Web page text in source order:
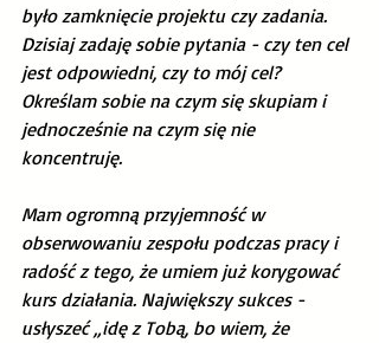
było zamknięcie projektu czy zadania.
Dzisiaj zadaję sobie pytania - czy ten cel
jest odpowiedni, czy to mój cel?
Określam sobie na czym się skupiam i
jednocześnie na czym się nie
koncentruję.
Mam ogromną przyjemność w
obserwowaniu zespołu podczas pracy i
radość z tego, że umiem już korygować
kurs działania. Największy sukces -
usłyszeć „idę z Tobą, bo wiem, że